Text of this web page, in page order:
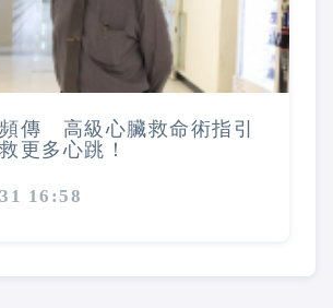
傳 高級心臟救命術指引
更多心跳！
16:58